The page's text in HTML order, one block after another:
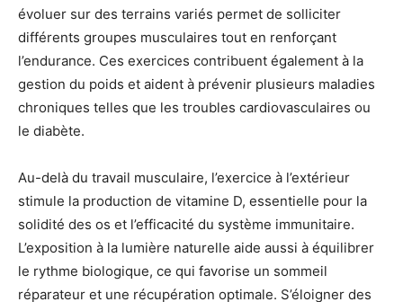
évoluer sur des terrains variés permet de solliciter
différents groupes musculaires tout en renforçant
l’endurance. Ces exercices contribuent également à la
gestion du poids et aident à prévenir plusieurs maladies
chroniques telles que les troubles cardiovasculaires ou
le diabète.
Au-delà du travail musculaire, l’exercice à l’extérieur
stimule la production de vitamine D, essentielle pour la
solidité des os et l’efficacité du système immunitaire.
L’exposition à la lumière naturelle aide aussi à équilibrer
le rythme biologique, ce qui favorise un sommeil
réparateur et une récupération optimale. S’éloigner des